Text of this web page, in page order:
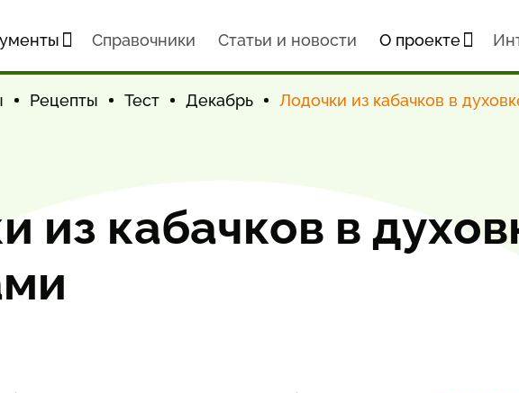
Cправочники Статьи и новости О проекте
Рецепты Тест Декабрь Лодочки из кабачков в
из кабачков в